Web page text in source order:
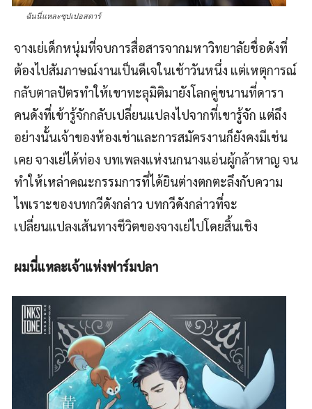
ฉันนี่แหละซุปเปอสตาร์
จางเย่เด็กหนุ่มที่จบการสื่อสารจากมหาวิทยาลัยชื่อดังที่
ต้องไปสัมภาษณ์งานเป็นดีเจในเช้าวันหนึ่ง แต่เหตุการณ์
กลับตาลปัตรทำให้เขาทะลุมิติมายังโลกคู่ขนานที่ดารา
คนดังที่เข้ารู้จักกลับเปลี่ยนแปลงไปจากที่เขารู้จัก แต่ถึง
อย่างนั้นเจ้าของห้องเช่าและการสมัครงานก็ยังคงมีเช่น
เคย จางเย่ได้ท่อง บทเพลงแห่งนกนางแอ่นผู้กล้าหาญ จน
ทำให้เหล่าคณะกรรมการที่ได้ยินต่างตกตะลึงกับความ
ไพเราะของบทกวีดังกล่าว บทกวีดังกล่าวที่จะ
เปลี่ยนแปลงเส้นทางชีวิตของจางเย่ไปโดยสิ้นเชิง
ผมนี่แหละเจ้าแห่งฟาร์มปลา